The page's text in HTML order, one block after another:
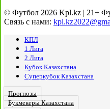
© Футбол 2026 Kpl.kz | 21+
Связь с нами:
КПЛ
1 Лига
2 Лига
Кубок Казахстана
Суперкубок Казахстана
Прогнозы
Букмекеры Казахстана